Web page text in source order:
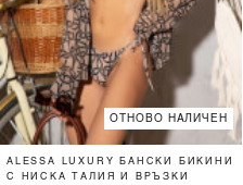
ОТНОВО НАЛИЧЕН
ALESSA LUXURY БАНСКИ БИКИНИ
С НИСКА ТАЛИЯ И ВРЪЗКИ